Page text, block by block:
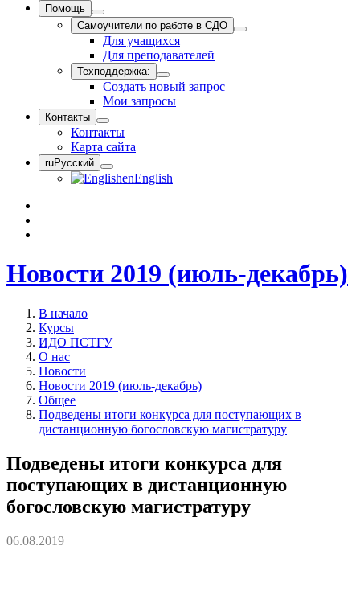
Помощь
Самоучители по работе в СДО
Для учащихся
Для преподавателей
Техподдержка:
Создать новый запрос
Мои запросы
Контакты
Контакты
Карта сайта
ruРусский
enEnglish
Новости 2019 (июль-декабрь)
В начало
Курсы
ИДО ПСТГУ
О нас
Новости
Новости 2019 (июль-декабрь)
Общее
Подведены итоги конкурса для поступающих в
дистанционную богословскую магистратуру
Подведены итоги конкурса для
поступающих в дистанционную
богословскую магистратуру
06.08.2019